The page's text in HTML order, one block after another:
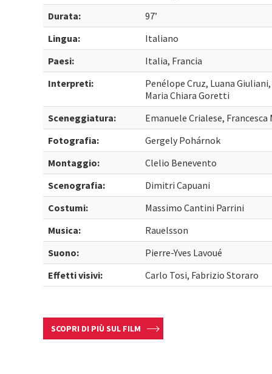
Durata:
97’
Lingua:
Italiano
Paesi:
Italia, Francia
Interpreti:
Penélope Cruz, Luana
Maria Chiara Goretti
Sceneggiatura:
Emanuele Crialese,
Fotografia:
Gergely Pohárnok
Montaggio:
Clelio Benevento
Scenografia:
Dimitri Capuani
Costumi:
Massimo Cantini Parrini
Musica:
Rauelsson
Suono:
Pierre-Yves Lavoué
Effetti visivi:
Carlo Tosi, Fabrizio Storaro
SCOPRI DI PIÙ SUL FILM